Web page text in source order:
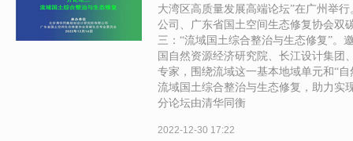
大湾区高质量发展高端论坛”在广州举
公司、广东省国土空间生态修复协会双
三：“流域国土综合整治与生态修复”。
国自然资源经济研究院、长江设计集团
专家，围绕流域这一基本地域单元和“
流域国土综合整治与生态修复，助力实
分论坛由清华同衡
2022-12-30 17:22